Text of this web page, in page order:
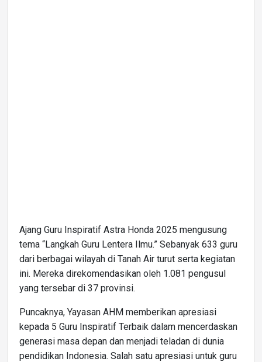
Ajang Guru Inspiratif Astra Honda 2025 mengusung
tema “Langkah Guru Lentera Ilmu.” Sebanyak 633 guru
dari berbagai wilayah di Tanah Air turut serta kegiatan
ini. Mereka direkomendasikan oleh 1.081 pengusul
yang tersebar di 37 provinsi.
Puncaknya, Yayasan AHM memberikan apresiasi
kepada 5 Guru Inspiratif Terbaik dalam mencerdaskan
generasi masa depan dan menjadi teladan di dunia
pendidikan Indonesia. Salah satu apresiasi untuk guru